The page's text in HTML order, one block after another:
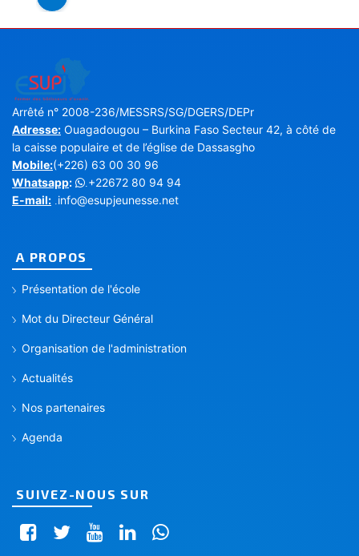
Arrêté n° 2008-236/MESSRS/SG/DGERS/DEPr
Adresse: Ouagadougou – Burkina Faso Secteur 42, à côté de
la caisse populaire et de l’église de Dassasgho
Mobile:(+226) 63 00 30 96
Whatsapp:
+22672 80 94 94
E-mail: info@esupjeunesse.net
A PROPOS
Présentation de l'école
Mot du Directeur Général
Organisation de l'administration
Actualités
Nos partenaires
Agenda
SUIVEZ-NOUS SUR